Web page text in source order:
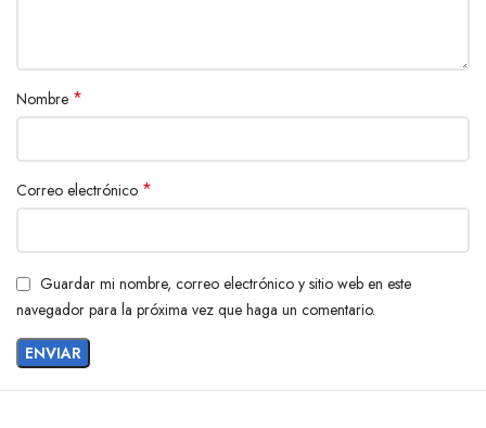
Nombre *
Correo electrónico *
Guardar mi nombre, correo electrónico y sitio web en este
navegador para la próxima vez que haga un comentario.